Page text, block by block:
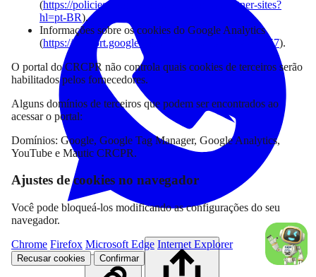
(https://policies.google.com/technologies/partner-sites?
hl=pt-BR).
Informações sobre os cookies do Google Analytics
(https://support.google.com/analytics/answer/2799357).
O portal do CRCPR não controla quais cookies de terceiros serão
habilitados pelos fornecedores.
Alguns domínios de terceiros que podem ser encontrados ao
acessar o portal:
Domínios: Google, Google Tag Manager, Google Analytics,
YouTube e Mautic CRCPR.
Ajustes de cookies no navegador
Você pode bloqueá-los modificando as configurações do seu
navegador.
Chrome Firefox Microsoft Edge Internet Explorer
Recusar cookies Confirmar